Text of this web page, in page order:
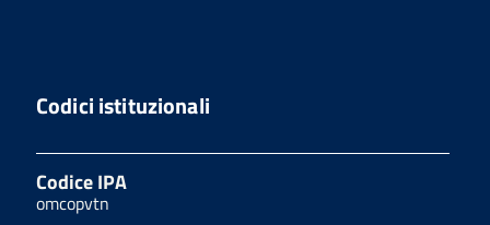
Codici istituzionali
Codice IPA
omcopvtn